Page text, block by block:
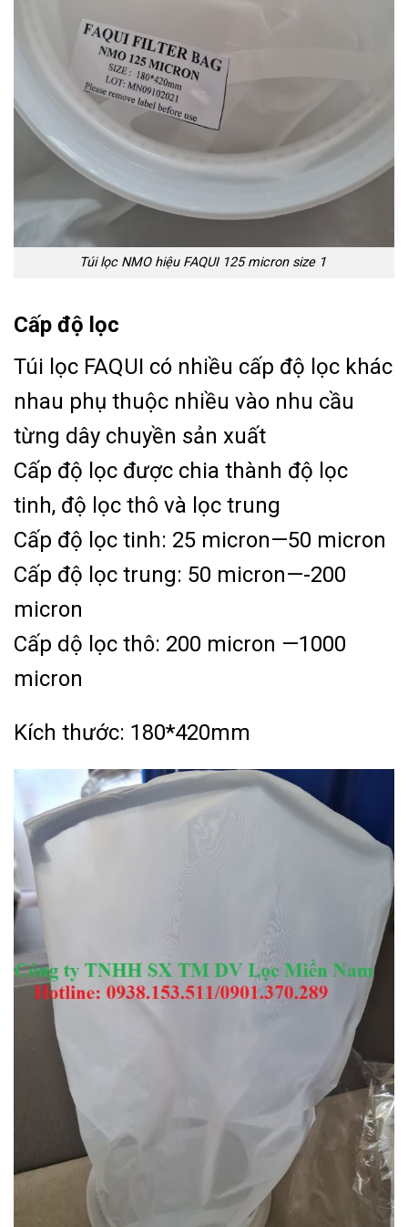
Túi lọc NMO hiệu FAQUI 125 micron size 1
Cấp độ lọc
Túi lọc FAQUI có nhiều cấp độ lọc khác
nhau phụ thuộc nhiều vào nhu cầu
từng dây chuyền sản xuất
Cấp độ lọc được chia thành độ lọc
tinh, độ lọc thô và lọc trung
Cấp độ lọc tinh: 25 micron—50 micron
Cấp độ lọc trung: 50 micron—-200
micron
Cấp dộ lọc thô: 200 micron —1000
micron
Kích thước: 180*420mm